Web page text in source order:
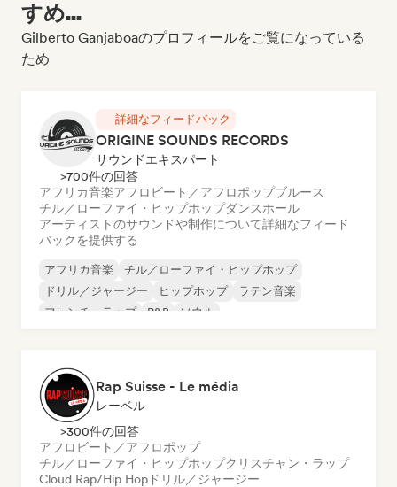
すめ...
Gilberto Ganjaboaのプロフィールをご覧になっている
ため
詳細なフィードバック
ORIGINE SOUNDS RECORDS
サウンドエキスパート
>700件の回答
アフリカ音楽アフロビート／アフロポップブルース
チル／ローファイ・ヒップホップダンスホール
アーティストのサウンドや制作について詳細なフィード
バックを提供する
アフリカ音楽
チル／ローファイ・ヒップホップ
ドリル／ジャージー
ヒップホップ
ラテン音楽
フレンチ・ラップ
R&B ソウル
Rap Suisse - Le média
レーベル
>300件の回答
アフロビート／アフロポップ
チル／ローファイ・ヒップホップクリスチャン・ラップ
Cloud Rap/Hip Hop ドリル／ジャージー